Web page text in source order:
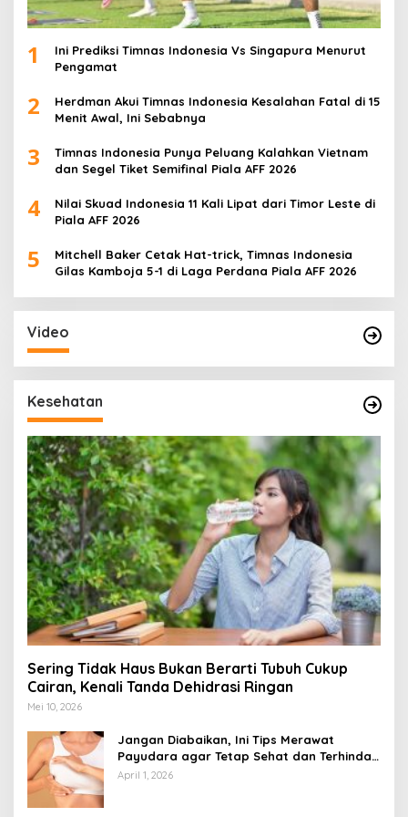
1
Ini Prediksi Timnas Indonesia Vs Singapura Menurut
Pengamat
2
Herdman Akui Timnas Indonesia Kesalahan Fatal di 15
Menit Awal, Ini Sebabnya
3
Timnas Indonesia Punya Peluang Kalahkan Vietnam
dan Segel Tiket Semifinal Piala AFF 2026
4
Nilai Skuad Indonesia 11 Kali Lipat dari Timor Leste di
Piala AFF 2026
5
Mitchell Baker Cetak Hat-trick, Timnas Indonesia
Gilas Kamboja 5-1 di Laga Perdana Piala AFF 2026
Video
Kesehatan
Sering Tidak Haus Bukan Berarti Tubuh Cukup
Cairan, Kenali Tanda Dehidrasi Ringan
Mei 10, 2026
Jangan Diabaikan, Ini Tips Merawat
Payudara agar Tetap Sehat dan Terhindar
dari Risiko Penyakit
April 1, 2026